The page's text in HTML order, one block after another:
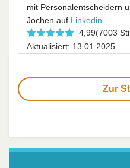
mit Personalentscheidern
Jochen auf Linkedin
4,99(7003
Aktualisiert: 13.01.2025
Zur